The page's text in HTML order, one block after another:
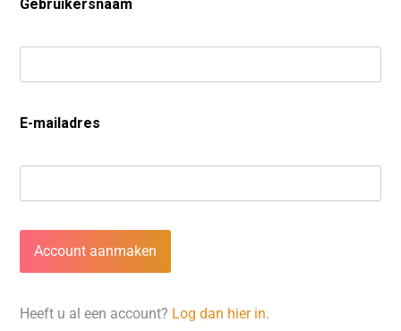
Gebruikersnaam
E-mailadres
Heeft u al een account? Log dan hier in.